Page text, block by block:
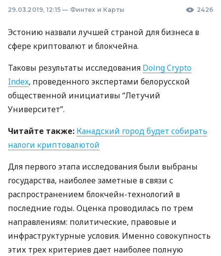
29.03.2019, 12:15 — Финтех и Карты 2426
Эстонию назвали лучшей страной для бизнеса в
сфере криптовалют и блокчейна.
Таковы результаты исследования Doing Crypto
Index, проведенного экспертами белорусской
общественной инициативы “Летучий
Университет”.
Читайте также: Канадский город будет собирать
налоги криптовалютой
Для первого этапа исследования были выбраны
государства, наиболее заметные в связи с
распространением блокчейн-технологий в
последние годы. Оценка проводилась по трем
направлениям: политические, правовые и
инфраструктурные условия. Именно совокупность
этих трех критериев дает наиболее полную